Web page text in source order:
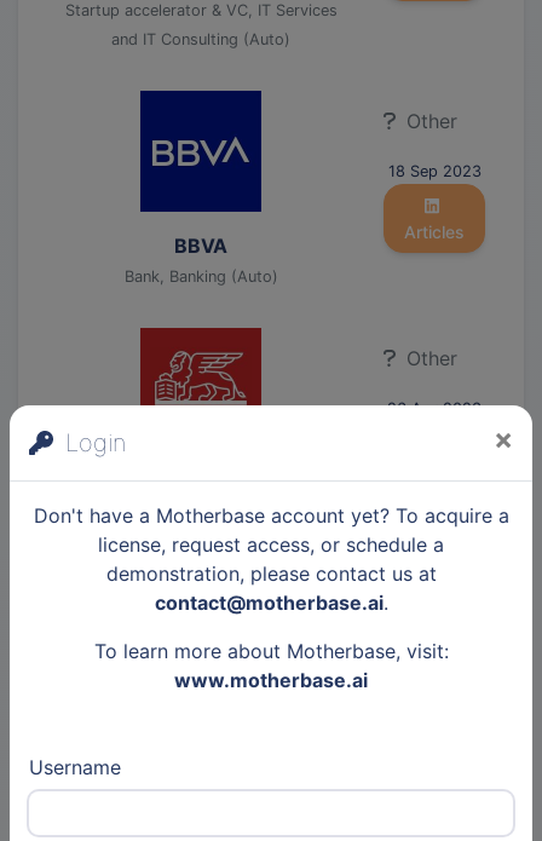
Login ×
Don't have a Motherbase account yet? To acquire a
license, request access, or schedule a
demonstration, please contact us at
contact@motherbase.ai.
To learn more about Motherbase, visit:
www.motherbase.ai
Username
Startup accelerator & VC, IT Services
and IT Consulting (Auto)
BBVA
Bank, Banking (Auto)
Other
18 Sep 2023
Articles
Generali
Insurance, Insurance (Auto)
Other
26 Apr 2023
Capital and Private Equity Principals